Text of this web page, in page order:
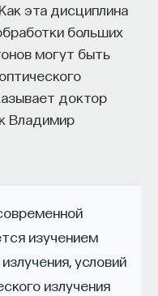
эта дисциплина
больших
могут быть
доктор
Владимир
изучением
условий
излучения
Раведовской
ИИ и почему
к быстрой
выбирают
результаты
студент,
меняющийся мир.
запрещать,
и зачем
знаниям, но и самой